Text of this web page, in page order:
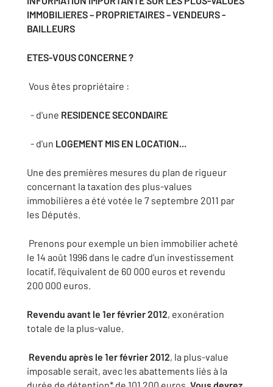
IMMOBILIERES – PROPRIETAIRES – VENDEURS -
BAILLEURS
ETES-VOUS CONCERNE ?
Vous êtes propriétaire :
- d'une RESIDENCE SECONDAIRE
- d'un LOGEMENT MIS EN LOCATION...
Une des premières mesures du plan de rigueur
concernant la taxation des plus-values
immobilières a été votée le 7 septembre 2011 par
les Députés.
Prenons pour exemple un bien immobilier acheté
le 14 août 1996 dans le cadre d’un investissement
locatif, l’équivalent de 60 000 euros et revendu
200 000 euros.
Revendu avant le 1er février 2012, exonération
totale de la plus-value.
Revendu après le 1er février 2012, la plus-value
imposable serait, avec les abattements liés à la